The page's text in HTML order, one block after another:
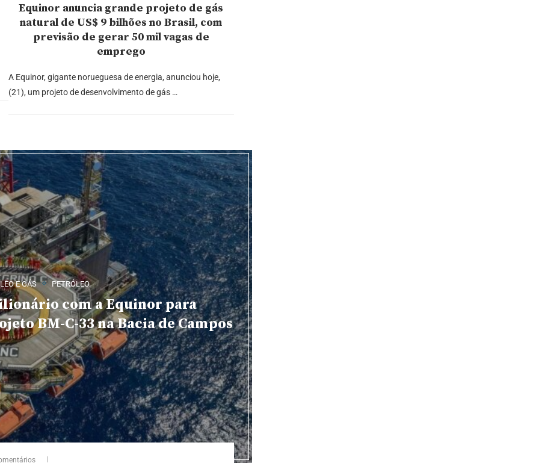
Equinor anuncia grande projeto de gás
natural de US$ 9 bilhões no Brasil, com
previsão de gerar 50 mil vagas de
emprego
A Equinor, gigante norueguesa de energia, anunciou hoje,
(21), um projeto de desenvolvimento de gás …
E GÁS PETRÓLEO
com a Equinor para
BM-C-33 na Bacia de Campos